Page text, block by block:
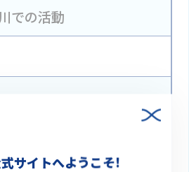
での活動
サイトへようこそ!